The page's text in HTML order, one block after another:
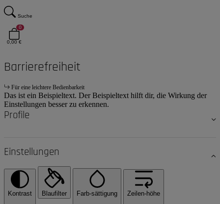
Suche
0
0,00 €
Barrierefreiheit
Für eine leichtere Bedienbarkeit
Das ist ein Beispieltext. Der Beispieltext hilft dir, die Wirkung der
Einstellungen besser zu erkennen.
Profile
Einstellungen
Kontrast Blaufilter Farb-sättigung Zeilen-höhe